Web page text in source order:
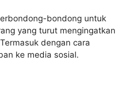
bondong untuk
yang turut mengingatkan
dengan cara
ke media sosial.